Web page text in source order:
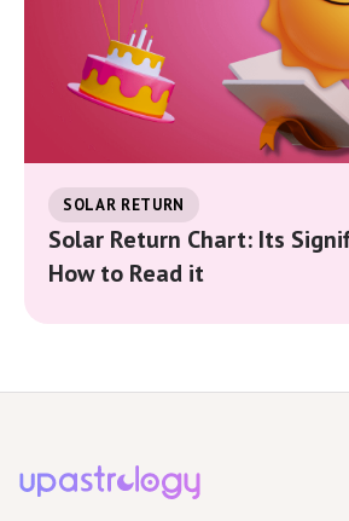
SOLAR RETURN
Solar Return Chart: Its
How to Read it